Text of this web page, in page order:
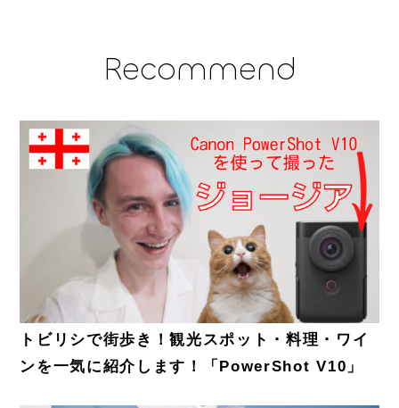
Recommend
トビリシで街歩き！観光スポット・料理・ワイ
ンを一気に紹介します！「PowerShot V10」